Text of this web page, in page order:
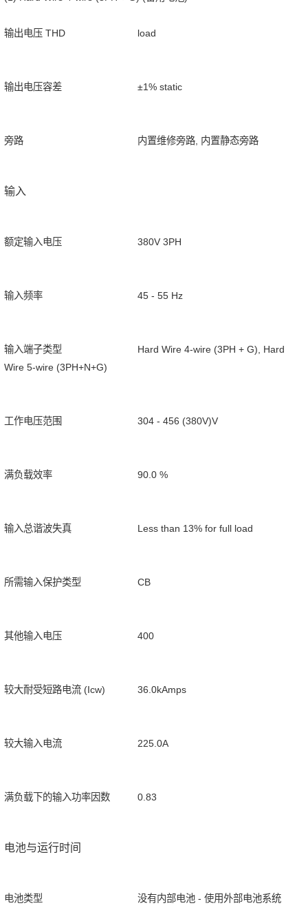
输出电压 THD load
输出电压容差 ±1% static
旁路 内置维修旁路, 内置静态旁路
输入
额定输入电压 380V 3PH
输入频率 45 - 55 Hz
输入端子类型
Hard Wire 4-wire (3PH + G), Hard
Wire 5-wire (3PH+N+G)
工作电压范围 304 - 456 (380V)V
满负载效率 90.0 %
输入总谐波失真 Less than 13% for full load
所需输入保护类型 CB
其他输入电压 400
较大耐受短路电流 (Icw) 36.0kAmps
较大输入电流 225.0A
满负载下的输入功率因数 0.83
电池与运行时间
电池类型 没有内部电池 - 使用外部电池系统